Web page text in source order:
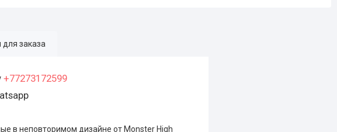
заказа
+77273172599
в неповторимом дизайне от Monster High